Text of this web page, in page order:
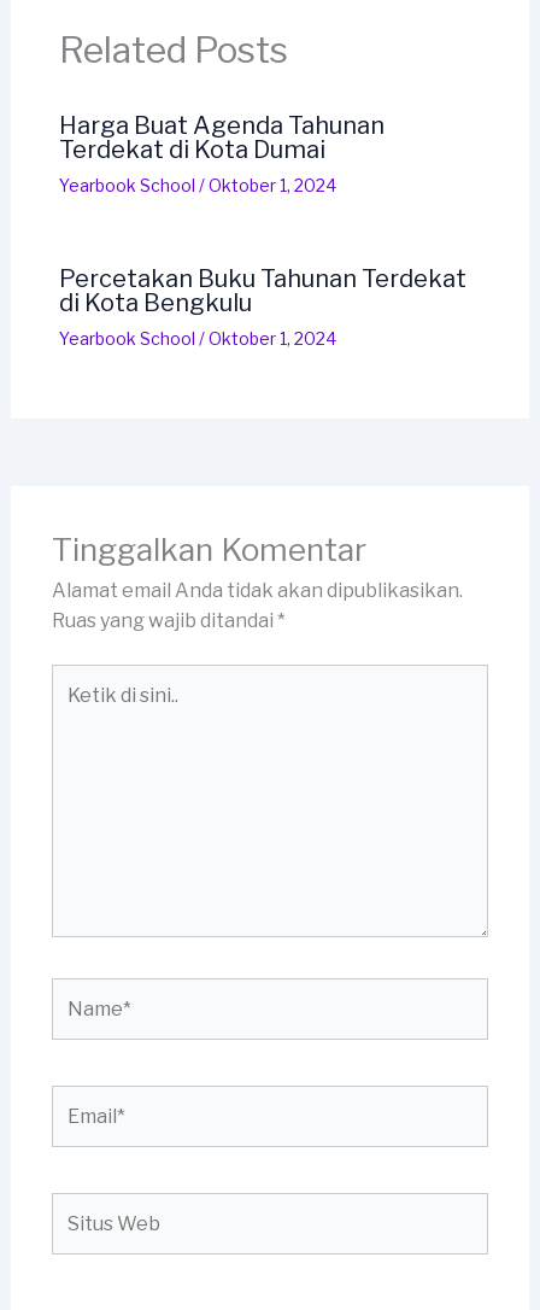
Related Posts
Harga Buat Agenda Tahunan
Terdekat di Kota Dumai
Yearbook School /Oktober 1, 2024
Percetakan Buku Tahunan Terdekat
di Kota Bengkulu
Yearbook School /Oktober 1, 2024
Tinggalkan Komentar
Alamat email Anda tidak akan dipublikasikan.
Ruas yang wajib ditandai *
Web